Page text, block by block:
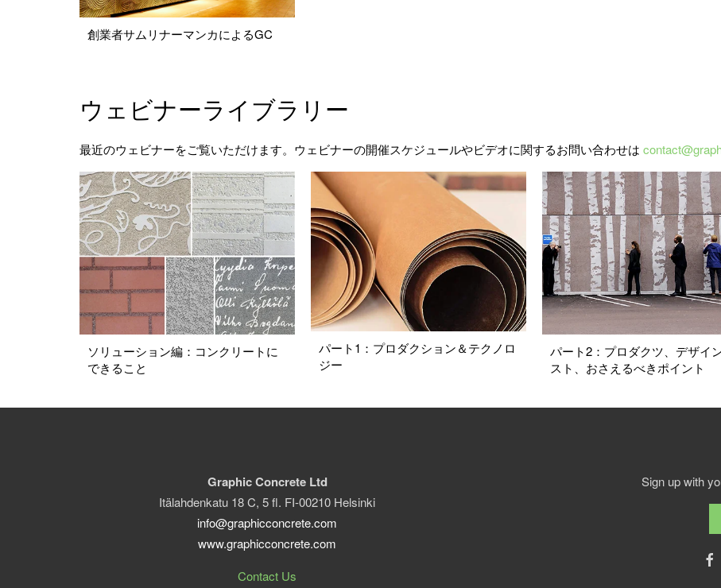
創業者サムリナーマンカによるGC
ウェビナーライブラリー
最近のウェビナーをご覧いただけます。ウェビナーの開催スケジュールやビデオに関するお問い合わせは
ソリューション編：コンクリートに
できること
パート1：プロダクション＆テクノロ
ジー
パート2：プロダクツ、デザイ
スト、おさえるべきポイント
Graphic Concrete Ltd
Itälahdenkatu 18 C, 5 fl. FI-00210 Helsinki
info@graphicconcrete.com
www.graphicconcrete.com
Contact Us
Sign up with